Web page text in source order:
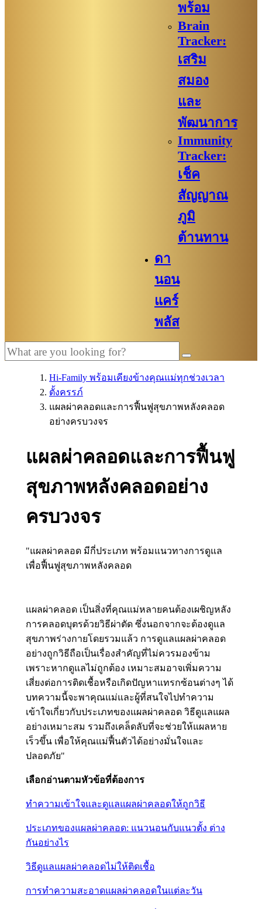
พร้อม
Brain
Tracker:
เสริม
สมอง
และ
พัฒนาการ
Immunity
Tracker:
เช็ค
สัญญาณ
ภูมิ
ต้านทาน
ดา
นอน
แคร์
พลัส
Hi-Family พร้อมเคียงข้างคุณแม่ทุกช่วงเวลา
ตั้งครรภ์
แผลผ่าคลอดและการฟื้นฟูสุขภาพหลังคลอด
อย่างครบวงจร
แผลผ่าคลอดและการฟื้นฟู
สุขภาพหลังคลอดอย่าง
ครบวงจร
"แผลผ่าคลอด มีกี่ประเภท พร้อมแนวทางการดูแล
เพื่อฟื้นฟูสุขภาพหลังคลอด
แผลผ่าคลอด เป็นสิ่งที่คุณแม่หลายคนต้องเผชิญหลัง
การคลอดบุตรด้วยวิธีผ่าตัด ซึ่งนอกจากจะต้องดูแล
สุขภาพร่างกายโดยรวมแล้ว การดูแลแผลผ่าคลอด
อย่างถูกวิธีถือเป็นเรื่องสำคัญที่ไม่ควรมองข้าม
เพราะหากดูแลไม่ถูกต้อง เหมาะสมอาจเพิ่มความ
เสี่ยงต่อการติดเชื้อหรือเกิดปัญหาแทรกซ้อนต่างๆ ได้
บทความนี้จะพาคุณแม่และผู้ที่สนใจไปทำความ
เข้าใจเกี่ยวกับประเภทของแผลผ่าคลอด วิธีดูแลแผล
อย่างเหมาะสม รวมถึงเคล็ดลับที่จะช่วยให้แผลหาย
เร็วขึ้น เพื่อให้คุณแม่ฟื้นตัวได้อย่างมั่นใจและ
ปลอดภัย"
เลือกอ่านตามหัวข้อที่ต้องการ
ทำความเข้าใจและดูแลแผลผ่าคลอดให้ถูกวิธี
ประเภทของแผลผ่าคลอด: แนวนอนกับแนวตั้ง ต่าง
กันอย่างไร
วิธีดูแลแผลผ่าคลอดไม่ให้ติดเชื้อ
การทำความสะอาดแผลผ่าคลอดในแต่ละวัน